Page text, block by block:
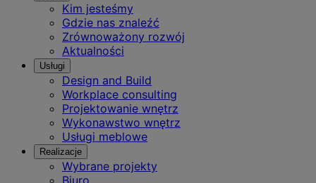
Kim jesteśmy
Gdzie nas znaleźć
Zrównoważony rozwój
Aktualności
Usługi
Design and Build
Workplace consulting
Projektowanie wnętrz
Wykonawstwo wnętrz
Usługi meblowe
Realizacje
Wybrane projekty
Biuro